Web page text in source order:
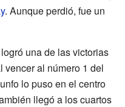
. Aunque perdió, fue un
una de las victorias
vencer al número 1 del
lo puso en el centro
llegó a los cuartos